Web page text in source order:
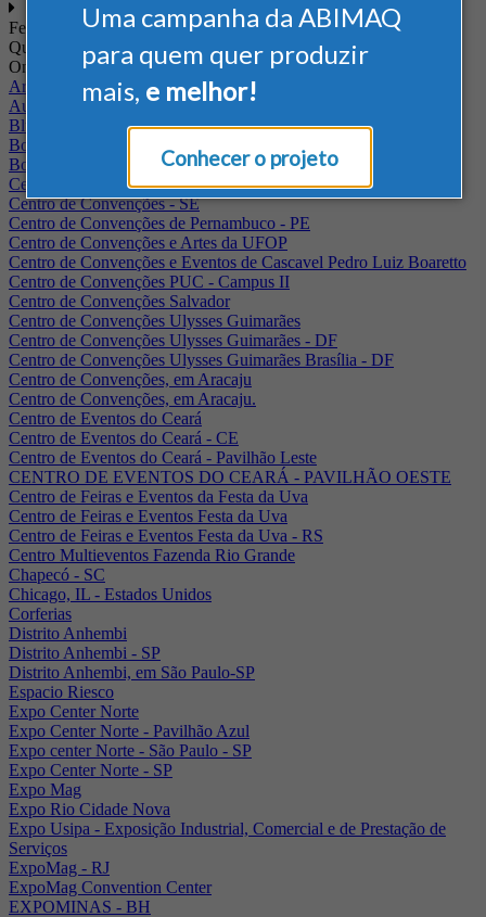
Uma campanha da ABIMAQ
para quem quer produzir
mais, e melhor!
Conhecer o projeto
Feiras
Quando
Onde
Arena Jaguariuna
Auditório Albano Franco - FIEPA
Blumenau - SC
BolognaFiere
Boulevard Olimpico - RJ
Centro Internacional de Convenções do Brasil, em Brasília
Centro de Convenções - SE
Centro de Convenções de Pernambuco - PE
Centro de Convenções e Artes da UFOP
Centro de Convenções e Eventos de Cascavel Pedro Luiz Boaretto
Centro de Convenções PUC - Campus II
Centro de Convenções Salvador
Centro de Convenções Ulysses Guimarães
Centro de Convenções Ulysses Guimarães - DF
Centro de Convenções Ulysses Guimarães Brasília - DF
Centro de Convenções, em Aracaju
Centro de Convenções, em Aracaju.
Centro de Eventos do Ceará
Centro de Eventos do Ceará - CE
Centro de Eventos do Ceará - Pavilhão Leste
CENTRO DE EVENTOS DO CEARÁ - PAVILHÃO OESTE
Centro de Feiras e Eventos da Festa da Uva
Centro de Feiras e Eventos Festa da Uva
Centro de Feiras e Eventos Festa da Uva - RS
Centro Multieventos Fazenda Rio Grande
Chapecó - SC
Chicago, IL - Estados Unidos
Corferias
Distrito Anhembi
Distrito Anhembi - SP
Distrito Anhembi, em São Paulo-SP
Espacio Riesco
Expo Center Norte
Expo Center Norte - Pavilhão Azul
Expo center Norte - São Paulo - SP
Expo Center Norte - SP
Expo Mag
Expo Rio Cidade Nova
Expo Usipa - Exposição Industrial, Comercial e de Prestação de
Serviços
ExpoMag - RJ
ExpoMag Convention Center
EXPOMINAS - BH